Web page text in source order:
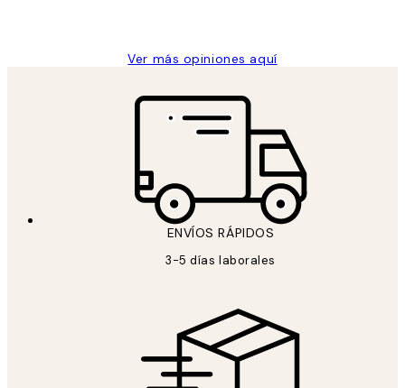
Ver más opiniones aquí
ENVÍOS RÁPIDOS
3-5 días laborales